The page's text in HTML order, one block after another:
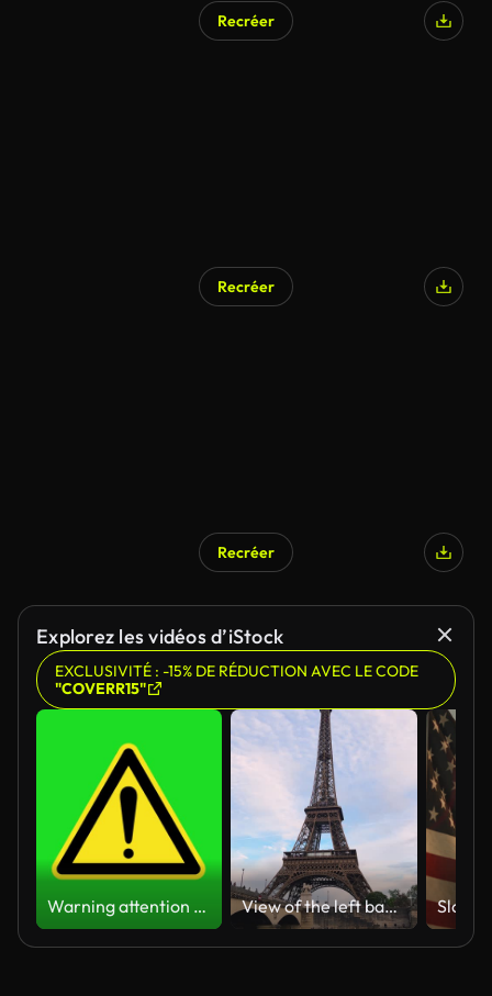
Recréer
Recréer
Recréer
Explorez les vidéos d’iStock
EXCLUSIVITÉ : -15% DE RÉDUCTION AVEC LE CODE
"COVERR15"
Warning attention yellow hazard message street sign 4k green screen caution animation View of the left bank of the Seine River, the Eiffel Tower, boats sailing on the river, the Quai Jacques-Chirac embankment and Pont d'Iena, Jena Bridge spanning the River Seine of Paris, France.